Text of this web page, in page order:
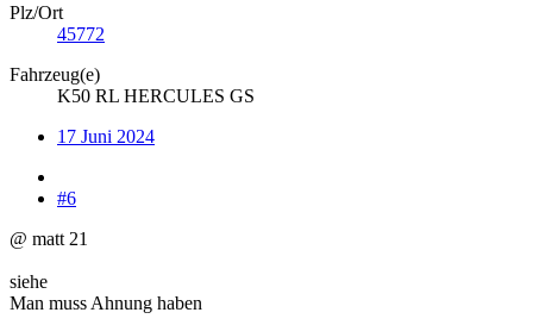
Plz/Ort
45772
Fahrzeug(e)
K50 RL HERCULES GS
17 Juni 2024
#6
@ matt 21
siehe
Man muss Ahnung haben